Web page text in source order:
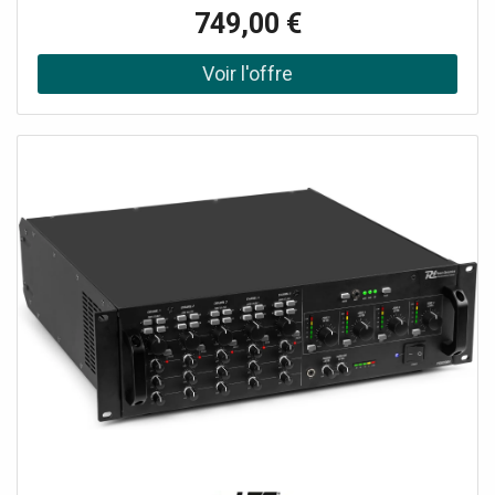
exceptionnelles font de cet amplificateur un outil idéal
pour la diffusion de messages et de musique d'ambiance,
tout en offrant une adaptabilité parfaite et une fiabilité
inégalée. Que vous ayez besoin d'une sortie 70V/100V ou
comprend une fonction de priorité, un contrôle du
volume, une fonction carillon et bien d'autres choses
encore, ce qui le rend à la fois convivial et riche en
fonctionnalités.Amplificateur de sonorisation pour usage
commercial et industriel, Sélecteur d'enceintes 6 zones
avec atténuateur à 6 niveaux, Quatre entrées micro ou
ligne avec bornes à vis Euro block, Deux entrées AUX avec
prises RCA, Commandes des graves et des aigus, Entrée
microphone à distance avec borne RJ45, Alimentation
fantôme 48V et contrôle VOX, Inhibition prioritaire à trois
niveaux avec entrée EMC (commande de message
749,00 €